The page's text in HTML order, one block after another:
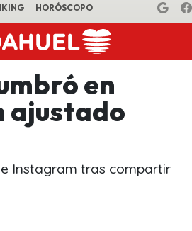
HORÓSCOPO
en
ajustado
Instagram tras compartir